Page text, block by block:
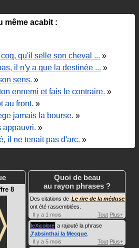
même acabit :
qu'il selle son cheval ... »
il n'y a que la destinée ... »
sens. »
ennemi et fais le contraire. »
au front. »
jamais la bourse. »
appauvri. »
il ne tenait pas d'arc. »
8
Quoi de beau
au rayon phrases ?
Des citations de Le rire de la méduse
ont été rassemblées.
Il y a 1 mois
Tout Plus+
leXicolore a rajouté la phrase
J'absinthai la Mecque
Il y a 5 mois
Tout Plus+